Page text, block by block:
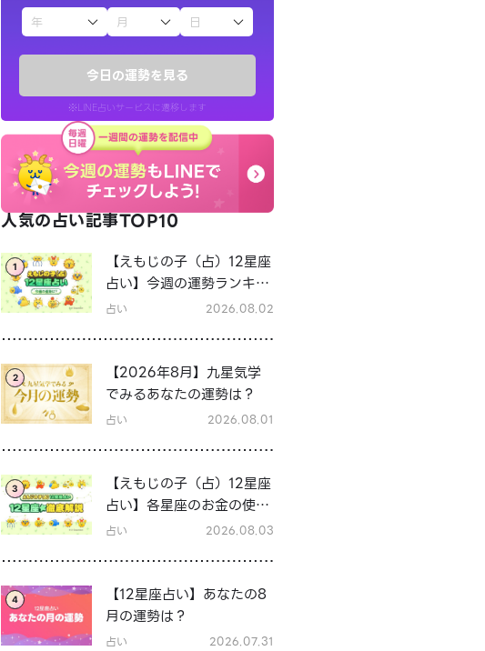
今日の運勢を見る
※LINE占いサービスに遷移します
人気の占い記事TOP10
1
【えもじの子（占）12星座
占い】今週の運勢ランキン
グ！8月3日～8月9日の運
占い 2026.08.02
2
【2026年8月】九星気学
でみるあなたの運勢は？
占い 2026.08.01
3
【えもじの子（占）12星座
占い】各星座のお金の使い
方と貯金の傾向は？12星座
占い 2026.08.03
4
【12星座占い】あなたの8
月の運勢は？
占い 2026.07.31
えもじの子（占）12星座占い
お知らせ
LINE占いを開く
※LINEアプリ内のサービスページへ遷移します